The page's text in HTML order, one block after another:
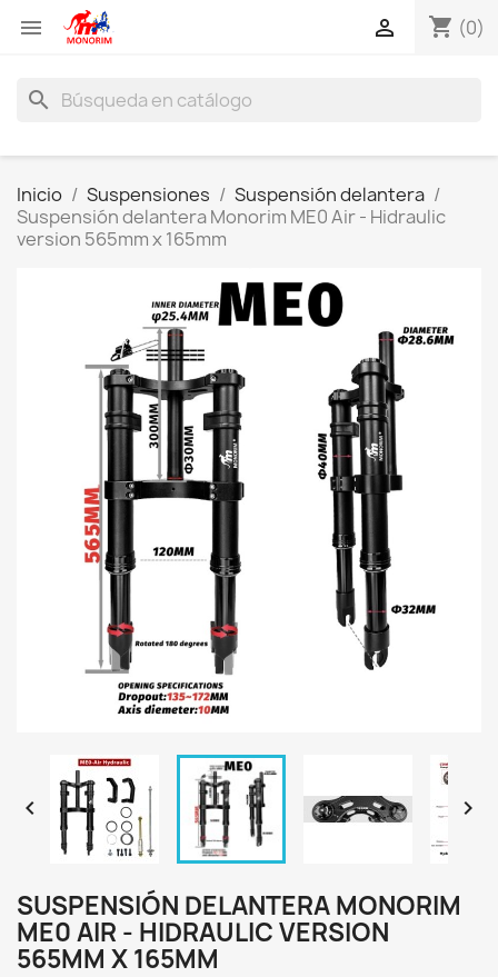
 shopping_cart (0)

search
Inicio Suspensiones
Suspensión delantera
Suspensión delantera Monorim ME0 Air - Hidraulic
version 565mm x 165mm
 
SUSPENSIÓN DELANTERA MONORIM
ME0 AIR - HIDRAULIC VERSION
565MM X 165MM